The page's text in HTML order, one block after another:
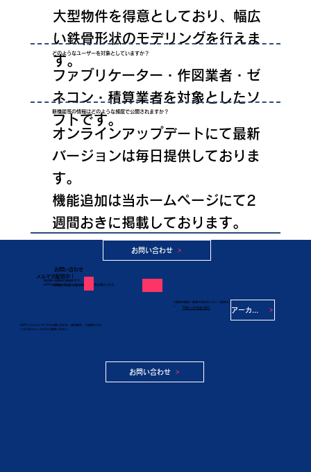
大型物件を得意としており、幅広
い鉄骨形状のモデリングを行えま
す。
どのようなユーザーを対象としていますか？
ファブリケーター・作図業者・ゼ
ネコン・積算業者を対象としたソ
フトです。
新機能等の情報はどのような頻度で公開されますか？
オンラインアップデートにて最新
バージョンは毎日提供しておりま
す。
機能追加は当ホームページにて2
週間おきに掲載しております。
よくある質問をもっと見る
お問い合わせ
お問い合わせ
​お気軽にお問い合わせください
KAPシステムについてのお問い合わせ、資料請求、ご質問などは
こちらのフォームからご連絡ください。
お問い合わせ
メルマガ配信中！
毎月第一営業日に配信中です。
KAPの新機能や知っていると便利な機能をお届けします。
ご登録は無料！登録方法はカンタン！登録はこちらから
https://zcmp.jp/YpZC アーカイブ